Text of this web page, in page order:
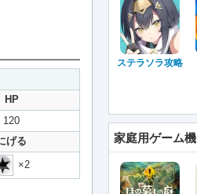
HP
120
げる
×2
ステラソラ攻略
家庭用ゲーム機